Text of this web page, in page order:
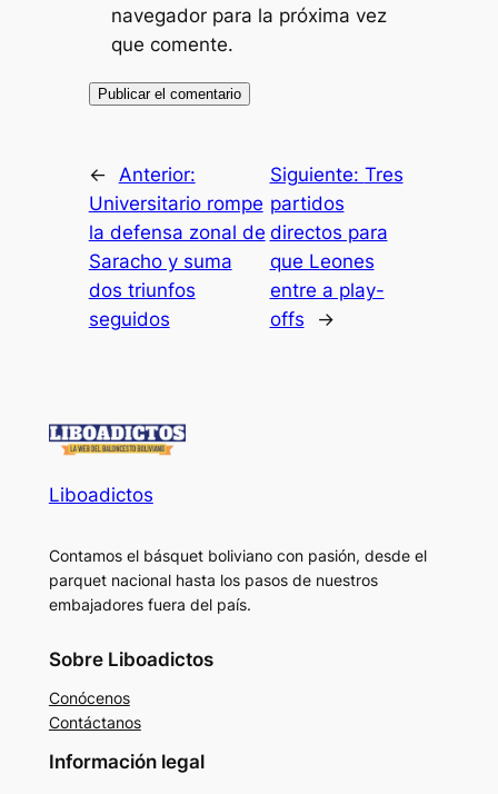
navegador para la próxima vez
que comente.
← Anterior:
Universitario rompe
la defensa zonal de
Saracho y suma
dos triunfos
seguidos
Siguiente: Tres
partidos
directos para
que Leones
entre a play-
offs
→
Liboadictos
Contamos el básquet boliviano con pasión, desde el
parquet nacional hasta los pasos de nuestros
embajadores fuera del país.
Sobre Liboadictos
Conócenos
Contáctanos
Información legal